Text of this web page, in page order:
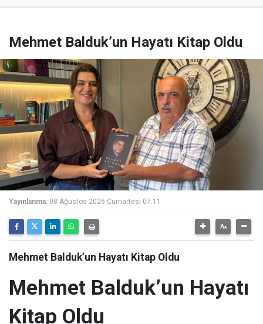
Mehmet Balduk’un Hayatı Kitap Oldu
Yayınlanma: 08 Ağustos 2026 Cumartesi 07:11
Mehmet Balduk’un Hayatı Kitap Oldu
Mehmet Balduk’un Hayatı
Kitap Oldu